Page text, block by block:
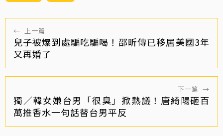
← 上一篇
兒子被爆到處騙吃騙喝！邵昕傳已移居美國3年
又再婚了
下一篇 →
獨／韓女嫌台男「很臭」掀熱議！唐綺陽砸百
萬推香水一句話替台男平反